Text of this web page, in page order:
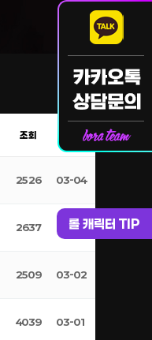
롤 캐릭터 TIP
조회
2526 03-04
2637 03-03
2509 03-02
4039 03-01